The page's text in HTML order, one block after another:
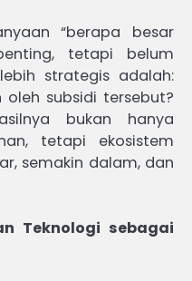
“berapa besar
tetapi belum
strategis adalah:
subsidi tersebut?
bukan hanya
tetapi ekosistem
semakin dalam, dan
Teknologi sebagai